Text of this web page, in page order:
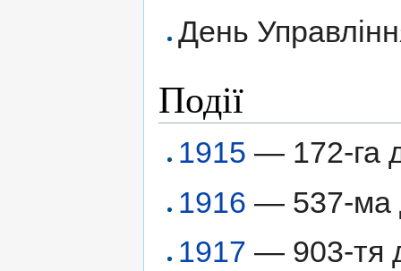
День
Події
1915 — 172-га
1916 — 537-ма
1917 — 903-тя